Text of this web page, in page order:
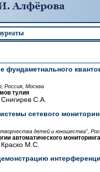
фундаметнального
Россия, Москва
тулия
Снигирев С.А.
сетевого
детей и юношества",
автоматического
М.С.